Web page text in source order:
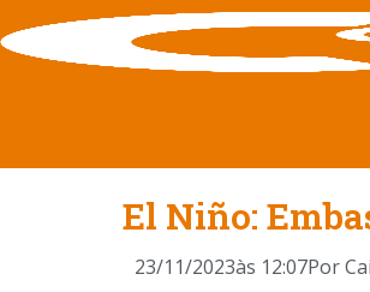
El Niño:
23/11/2023às 12:07Por